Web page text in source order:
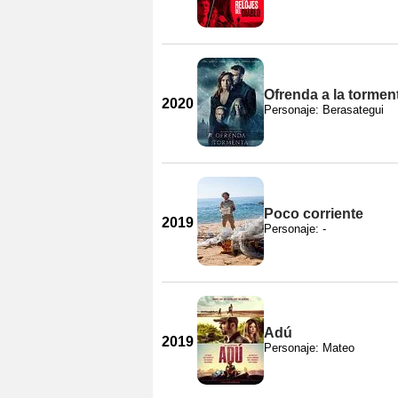
2020
Ofrenda a la
Personaje: Berasategui
2019
Poco corriente
Personaje: -
2019
Adú
Personaje: Mateo